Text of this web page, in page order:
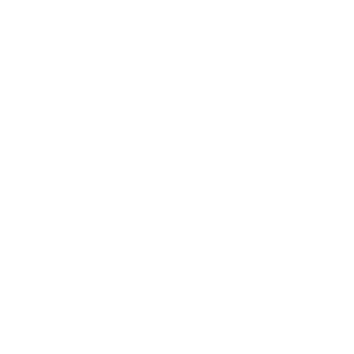
KINSHASA : VIVE
À LEMBA
MUSCLÉE DES